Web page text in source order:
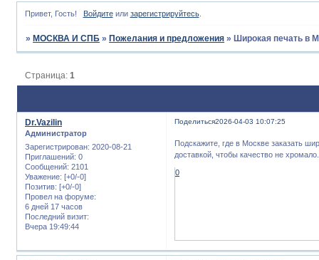
Привет, Гость! Войдитеили зарегистрируйтесь.
» МОСКВА И СПБ » Пожелания и предложения » Широкая печать в
Страница:1
Поделиться2026-04-03 10:07:25
Dr.Vazilin
Администратор
Зарегистрирован: 2020-08-21
Приглашений: 0
Сообщений: 2101
Уважение: [+0/-0]
Позитив: [+0/-0]
Провел на форуме:
6 дней 17 часов
Последний визит:
Вчера 19:49:44
Подскажите, где в Москве заказать
доставкой, чтобы качество не хромало.
0